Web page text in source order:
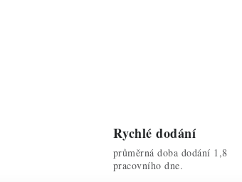
Rychlé dodání
průměrná doba dodání 1,8
pracovního dne.